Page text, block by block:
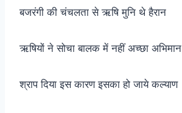
बजरंगी की चंचलता से ऋषि मुनि थे हैरान
ऋषियों ने सोचा बालक में नहीं अच्छा अभिमान
श्राप दिया इस कारण इसका हो जाये कल्याण